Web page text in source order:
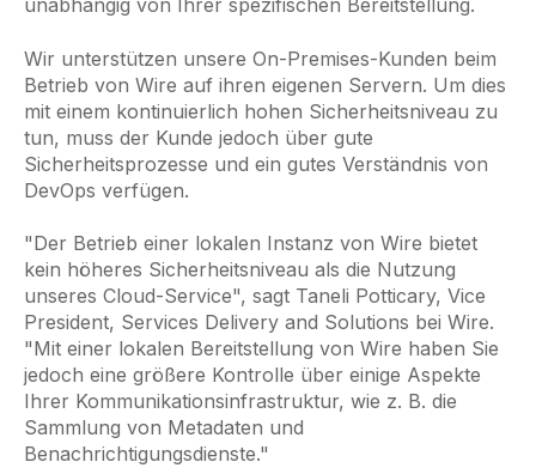
unabhängig von Ihrer spezifischen Bereitstellung.
Wir unterstützen unsere On-Premises-Kunden beim
Betrieb von Wire auf ihren eigenen Servern. Um dies
mit einem kontinuierlich hohen Sicherheitsniveau zu
tun, muss der Kunde jedoch über gute
Sicherheitsprozesse und ein gutes Verständnis von
DevOps verfügen.
"Der Betrieb einer lokalen Instanz von Wire bietet
kein höheres Sicherheitsniveau als die Nutzung
unseres Cloud-Service", sagt Taneli Potticary, Vice
President, Services Delivery and Solutions bei Wire.
"Mit einer lokalen Bereitstellung von Wire haben Sie
jedoch eine größere Kontrolle über einige Aspekte
Ihrer Kommunikationsinfrastruktur, wie z. B. die
Sammlung von Metadaten und
Benachrichtigungsdienste."